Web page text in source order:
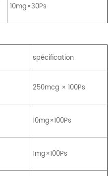
10mg×30Ps
spécification
250mcg × 100Ps
10mg×100Ps
1mg×100Ps